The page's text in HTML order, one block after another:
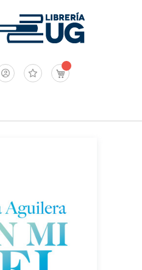
Mi carrito